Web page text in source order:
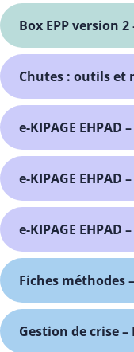
Box EPP version
Chutes : outils et
e-KIPAGE EHPAD
e-KIPAGE EHPAD
e-KIPAGE EHPAD
Fiches méthodes
Gestion de crise